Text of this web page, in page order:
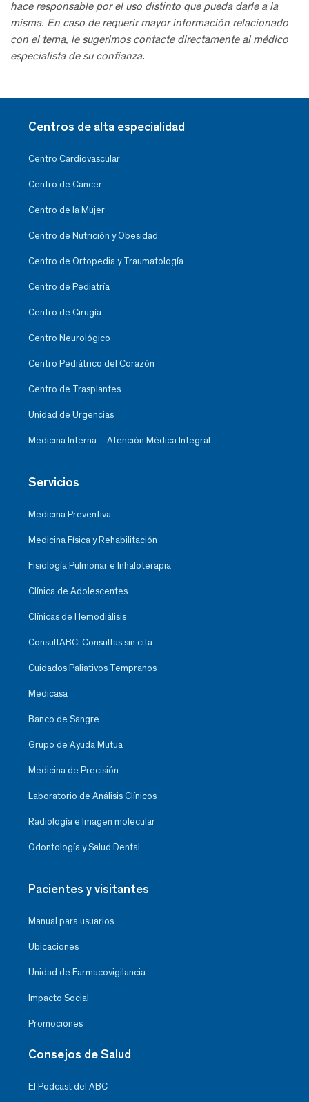
hace responsable por el uso distinto que pueda darle a la
misma. En caso de requerir mayor información relacionado
con el tema, le sugerimos contacte directamente al médico
especialista de su confianza.
Centros de alta especialidad
Centro Cardiovascular
Centro de Cáncer
Centro de la Mujer
Centro de Nutrición y Obesidad
Centro de Ortopedia y Traumatología
Centro de Pediatría
Centro de Cirugía
Centro Neurológico
Centro Pediátrico del Corazón
Centro de Trasplantes
Unidad de Urgencias
Medicina Interna – Atención Médica Integral
Servicios
Medicina Preventiva
Medicina Física y Rehabilitación
Fisiología Pulmonar e Inhaloterapia
Clínica de Adolescentes
Clínicas de Hemodiálisis
ConsultABC: Consultas sin cita
Cuidados Paliativos Tempranos
Medicasa
Banco de Sangre
Grupo de Ayuda Mutua
Medicina de Precisión
Laboratorio de Análisis Clínicos
Radiología e Imagen molecular
Odontología y Salud Dental
Pacientes y visitantes
Manual para usuarios
Ubicaciones
Unidad de Farmacovigilancia
Impacto Social
Promociones
Consejos de Salud
El Podcast del ABC